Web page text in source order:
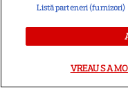
Listă parteneri (furnizori)
VREAU SA